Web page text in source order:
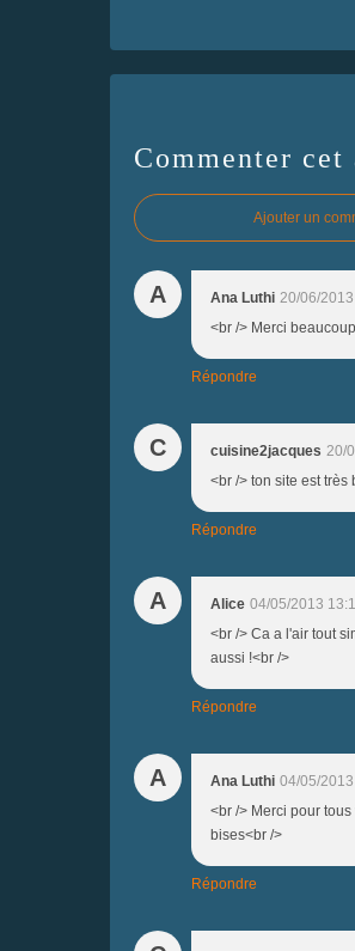
Commenter
Ajouter un
A Ana Luthi 20/06/
<br /> Merci
Répondre
C cuisine2jacques 20/
<br /> ton site est
Répondre
A Alice 04/05/2013
<br /> Ca a l'air tout
aussi !<br />
Répondre
A Ana Luthi 04/05/
<br /> Merci pour
bises<br />
Répondre